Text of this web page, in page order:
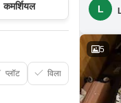
L
5
कमर्शियल
प्लॉट विला